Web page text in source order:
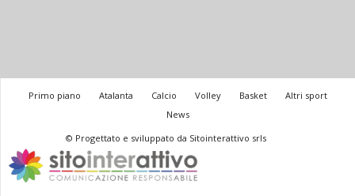
Primo piano Atalanta Calcio Volley Basket
Altri sport
News
© Progettato e sviluppato da Sitointerattivo srls